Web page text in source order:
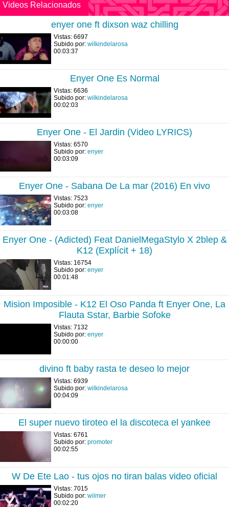
Videos Relacionados
enyer one ft dixson waz chilling
Vistas: 6697
Subido por: wilkindelarosa
00:03:37
Enyer One Es Normal
Vistas: 6636
Subido por: wilkindelarosa
00:02:03
Enyer One - El Jardin (Video LYRICS)
Vistas: 6570
Subido por: enyer
00:03:09
Enyer One - Sabana De La mar (2016) En vivo
Vistas: 7523
Subido por: enyer
00:03:08
Enyer One - (Adicted) Feat DanielMegaStylo X 2blep &
K12 (Explícit + 18)
Vistas: 16754
Subido por: enyer
00:01:48
Mision Imposible - K12 El Oso Panda ft Enyer One, La
Flauta Sstar, Barbie Sofoke
Vistas: 7132
Subido por: enyer
00:00:00
divino ft baby rasta te deseo lo mejor
Vistas: 6939
Subido por: wilkindelarosa
00:04:09
El super nuevo tiroteo el la discoteca el yankee
Vistas: 6761
Subido por: promoter
00:02:55
W De Ete Lao - tus ojos no tiran balas video oficial
Vistas: 7015
Subido por: wilmer
00:02:20